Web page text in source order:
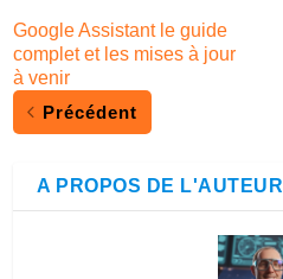
Google Assistant le guide
complet et les mises à jour
à venir
Précédent
A PROPOS DE L'AUTEUR